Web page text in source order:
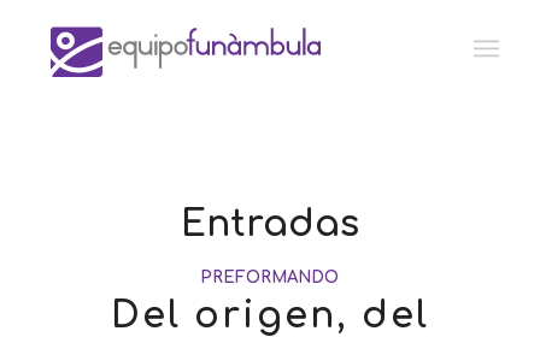
Entradas
PREFORMANDO
Del origen, del